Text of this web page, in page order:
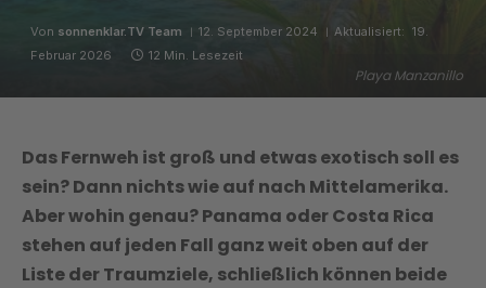
Playa Manzanillo
Von sonnenklar.TV Team 12. September 2024 Aktualisiert: 19.
Februar 2026
12 Min. Lesezeit
Das Fernweh ist groß und etwas exotisch soll es
sein? Dann nichts wie auf nach Mittelamerika.
Aber wohin genau? Panama oder Costa Rica
stehen auf jeden Fall ganz weit oben auf der
Liste der Traumziele, schließlich können beide